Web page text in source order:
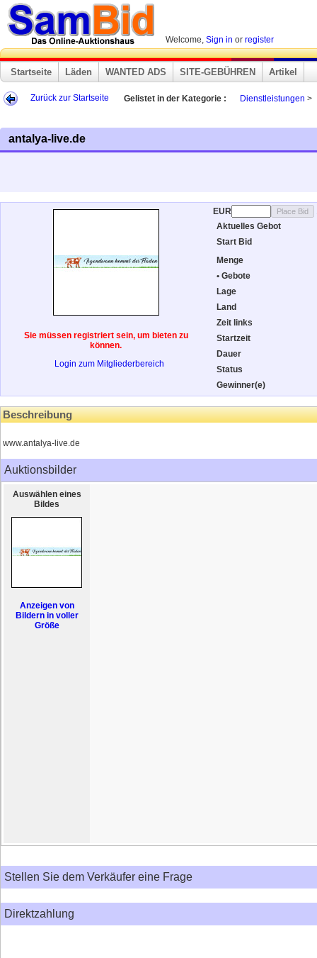
Welcome, Sign in or register
Startseite Läden WANTED ADS SITE-GEBÜHREN Artikel
Zurück zur Startseite Gelistet in der Kategorie : Dienstleistungen >
antalya-live.de
Sie müssen registriert sein, um bieten zu
können.
Login zum Mitgliederbereich
EUR
Aktuelles Gebot
Start Bid
Menge
• Gebote
Lage
Land
Zeit links
Startzeit
Dauer
Status
Gewinner(e)
Beschreibung
www.antalya-live.de
Auktionsbilder
Auswählen eines
Bildes
Anzeigen von
Bildern in voller
Größe
Stellen Sie dem Verkäufer eine Frage
Direktzahlung